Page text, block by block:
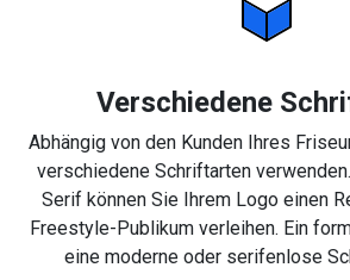
Verschiedene
Abhängig von den Kunden Ihres
verschiedene Schriftarten
Serif können Sie Ihrem Logo einen
Freestyle-Publikum verleihen. Ein
eine moderne oder serifenlose